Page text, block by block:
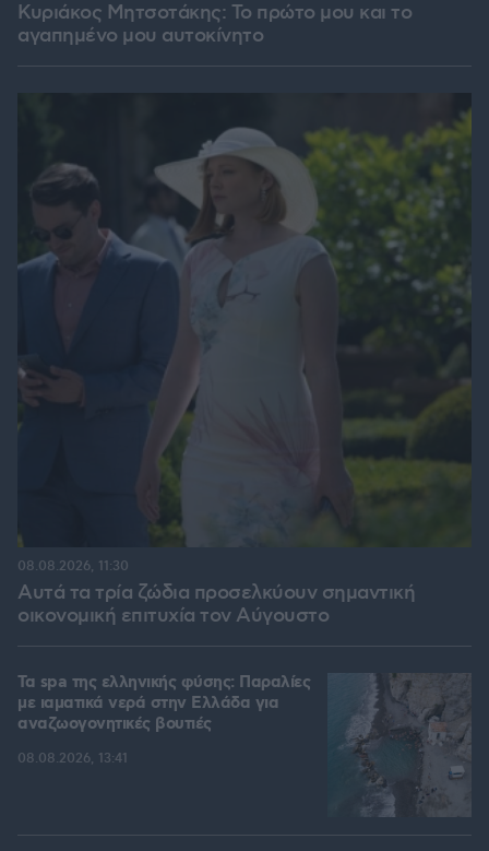
Κυριάκος Μητσοτάκης: Το πρώτο μου και το
αγαπημένο μου αυτοκίνητο
Αυτά τα τρία ζώδια προσελκύουν σημαντική
οικονομική επιτυχία τον Αύγουστο
08.08.2026, 11:30
Τα spa της ελληνικής φύσης: Παραλίες
με ιαματικά νερά στην Ελλάδα για
αναζωογονητικές βουτιές
08.08.2026, 13:41